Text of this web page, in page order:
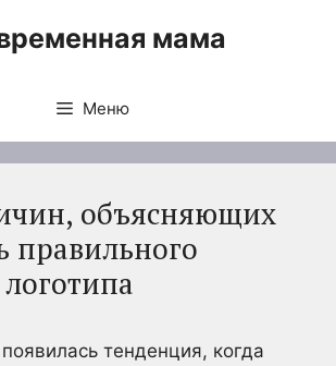
мама
Меню
объясняющих
правильного
тенденция, когда